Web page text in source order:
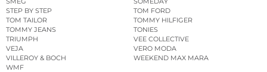
STEP BY STEP
TOM FORD
TOM TAILOR
TOMMY HILFIGER
TOMMY JEANS
TONIES
TRIUMPH
VEE COLLECTIVE
VEJA
VERO MODA
VILLEROY & BOCH
WEEKEND MAX MARA
WMF